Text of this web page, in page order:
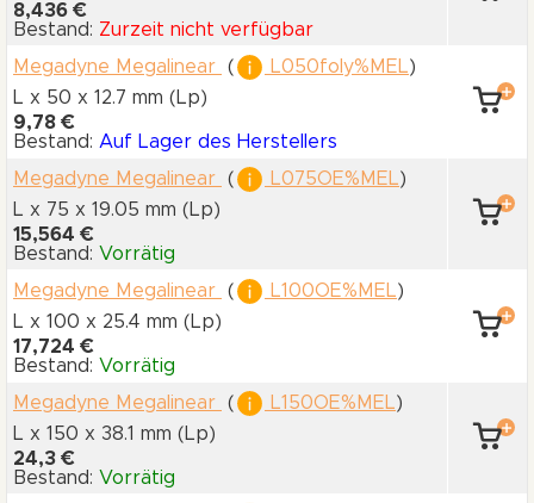
8,436 €
Bestand: Zurzeit nicht verfügbar
Megadyne Megalinear
( L050foly%MEL)
L x 50 x 12.7 mm (Lp)
9,78 €
Bestand: Auf Lager des Herstellers
Megadyne Megalinear
( L075OE%MEL)
L x 75 x 19.05 mm (Lp)
15,564 €
Bestand: Vorrätig
Megadyne Megalinear
( L100OE%MEL)
L x 100 x 25.4 mm (Lp)
17,724 €
Bestand: Vorrätig
Megadyne Megalinear
( L150OE%MEL)
L x 150 x 38.1 mm (Lp)
24,3 €
Bestand: Vorrätig